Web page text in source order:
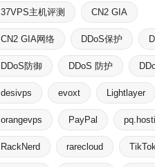
37VPS主机评测 CN2 GIA
CN2 GIA网络 DDoS保护
DDoS防御 DDoS 防护
desivps evoxt Lightlayer
orangevps PayPal
RackNerd rarecloud